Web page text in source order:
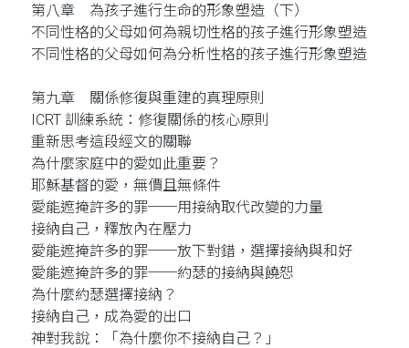
第八章 為孩子進行生命的形象塑造（下）
不同性格的父母如何為親切性格的孩子進行形象塑造
不同性格的父母如何為分析性格的孩子進行形象塑造
第九章 關係修復與重建的真理原則
ICRT 訓練系統：修復關係的核心原則
重新思考這段經文的關聯
為什麼家庭中的愛如此重要？
耶穌基督的愛，無價且無條件
愛能遮掩許多的罪──用接納取代改變的力量
接納自己，釋放內在壓力
愛能遮掩許多的罪──放下對錯，選擇接納與和好
愛能遮掩許多的罪──約瑟的接納與饒恕
為什麼約瑟選擇接納？
接納自己，成為愛的出口
神對我說：「為什麼你不接納自己？」